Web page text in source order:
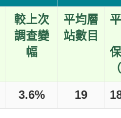
較上次
調查變
幅
平均層
站數目
3.6% 19